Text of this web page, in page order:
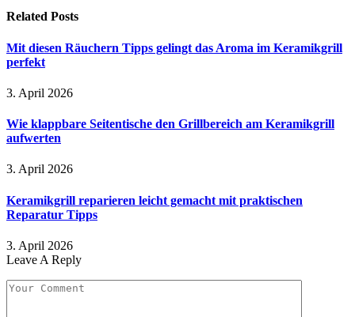
Related Posts
Mit diesen Räuchern Tipps gelingt das Aroma im Keramikgrill
perfekt
3. April 2026
Wie klappbare Seitentische den Grillbereich am Keramikgrill
aufwerten
3. April 2026
Keramikgrill reparieren leicht gemacht mit praktischen
Reparatur Tipps
3. April 2026
Leave A Reply